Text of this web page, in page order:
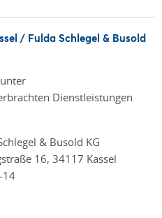
/ Fulda Schlegel & Busold
Dienstleistungen
& Busold KG
16, 34117 Kassel
14